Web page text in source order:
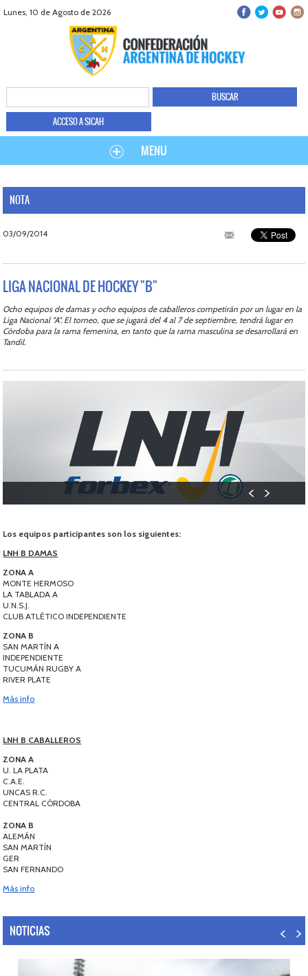
Lunes, 10 de Agosto de 2026
ACCESO A SICAH
MENU
NOTA
03/09/2014
LIGA NACIONAL DE HOCKEY "B"
Ocho equipos de damas y ocho equipos de caballeros competirán por un lugar en la
Liga Nacional "A". El torneo, que se jugará del 4 al 7 de septiembre, tendrá lugar en
Córdoba para la rama femenina, en tanto que la rama masculina se desarrollará en
Tandil.
Los equipos participantes son los siguientes:
LNH B DAMAS
ZONA A
MONTE HERMOSO
LA TABLADA A
U.N.S.J.
CLUB ATLÉTICO INDEPENDIENTE
ZONA B
SAN MARTÍN A
INDEPENDIENTE
TUCUMÁN RUGBY A
RIVER PLATE
Más info
LNH B CABALLEROS
ZONA A
U. LA PLATA
C.A.E.
UNCAS R.C.
CENTRAL CÓRDOBA
ZONA B
ALEMÁN
SAN MARTÍN
GER
SAN FERNANDO
Más info
NOTICIAS